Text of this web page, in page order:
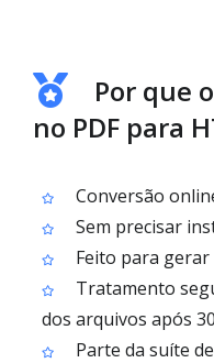
Por que
no PDF para
Conversão
Sem precisar
Feito para
Tratamento
dos arquivos após
Parte da suíte